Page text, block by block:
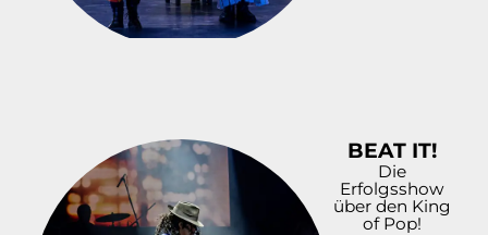
BEAT IT!
Die
Erfolgsshow
über den King
of Pop!